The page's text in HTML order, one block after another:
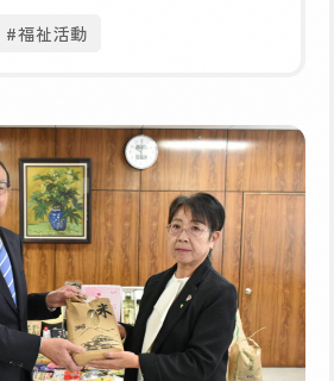
#福祉活動